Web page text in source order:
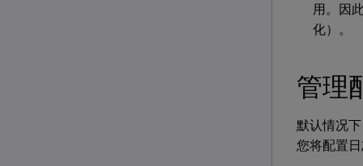
用。因
化）。
管理
默认情况
您将配置